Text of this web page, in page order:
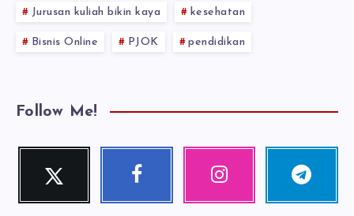
Jurusan kuliah bikin kaya kesehatan
Bisnis Online PJOK pendidikan
Follow Me!
Twitter
Follow
Facebook Instagram Telegram
Follow